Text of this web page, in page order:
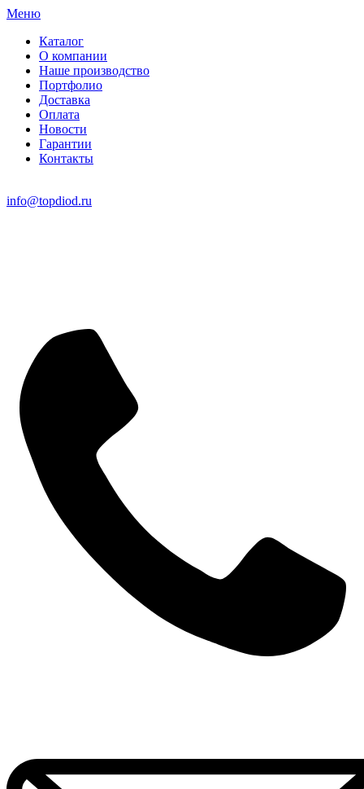
Меню
Каталог
О компании
Наше производство
Портфолио
Доставка
Оплата
Новости
Гарантии
Контакты
info@topdiod.ru